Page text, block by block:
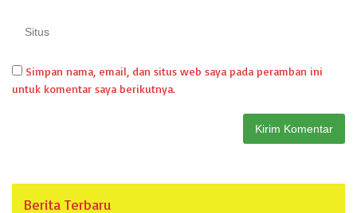
Simpan nama, email, dan situs web saya pada peramban ini
untuk komentar saya berikutnya.
Berita Terbaru